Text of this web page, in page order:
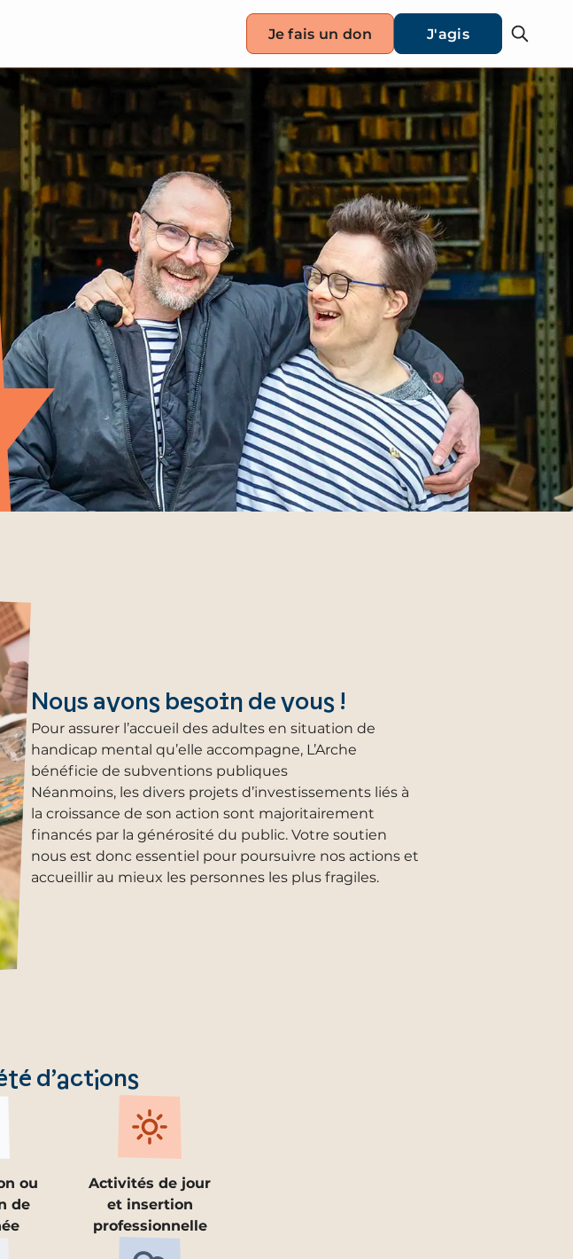
Je fais un don J'agis
Nous avons besoin de vous !
Pour assurer l’accueil des adultes en situation de
handicap mental qu’elle accompagne, L’Arche
bénéficie de subventions publiques
Néanmoins, les divers projets d’investissements liés à
la croissance de son action sont majoritairement
financés par la générosité du public. Votre soutien
nous est donc essentiel pour poursuivre nos actions et
accueillir au mieux les personnes les plus fragiles.
d’actions
ou
de
Activités de jour
et insertion
professionnelle